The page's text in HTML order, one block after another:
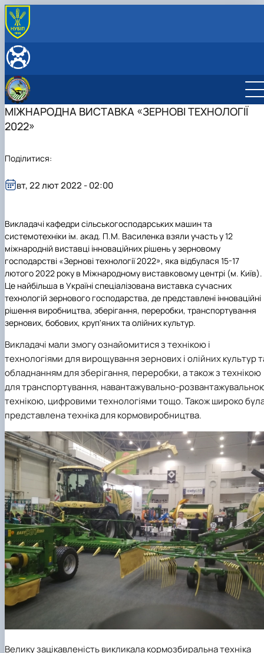
ПРО КАФЕДРУ
НАУКОВА ДІЯЛЬНІСТЬ
Студентські наукові гуртки
СКЛАД КАФЕДРИ
Гуменюк Юрій Олегович
Росамаха Юрій Олександрович
Лавріненко Олександр Тимофійович
Онищенко Борис Володимирович
Волянський Михайло Станіславович
Вечера Олег Миколайович
Карлаш Олександр Петрович
Гаркуша Наталія Миколаївна
Кіру Валентина Василівна
Ямков Олександр Володимирович
Білоконь Ольга Борисівна
Тихий Олександр Іванович
МІЖНАРОДНА ВИСТАВКА «ЗЕРНОВІ ТЕХНОЛОГІЇ
2022»
Викладачі кафедри сільськогосподарських машин та
системотехніки ім. акад. П.М. Василенка взяли участь у12
міжнародній виставці інноваційних рішень у зерновому
господарстві «Зернові технології 2022», яка відбулася 15-17
лютого 2022 року в Міжнародному виставковому центрі (м. Київ).
Це найбільша в Україні спеціалізована виставка сучасних
технологій зернового господарства, де представлені інноваційні
рішення виробництва, зберігання, переробки, транспортування
зернових, бобових, круп'яних та олійних культур.
Викладачі мали змогу ознайомитися зтехнікою і
технологіями для вирощування зернових і олійних культур
обладнанням для зберігання, переробки, а також з технікою
для транспортування, навантажувально-
технікою, цифровими технологіями тощо. Також широко
представлена техніка для кормовиробництва.
Велику зацікавленість викликала кормозбиральна техніка
вт, 22 лют 2022 - 02:00
Поділитися: